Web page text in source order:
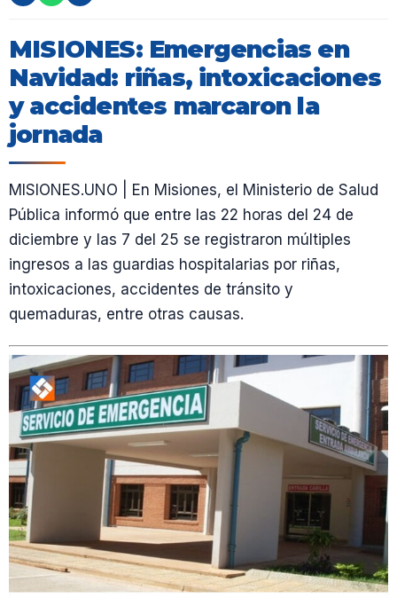
MISIONES: Emergencias en
Navidad: riñas, intoxicaciones
y accidentes marcaron la
jornada
MISIONES.UNO | En Misiones, el Ministerio de Salud
Pública informó que entre las 22 horas del 24 de
diciembre y las 7 del 25 se registraron múltiples
ingresos a las guardias hospitalarias por riñas,
intoxicaciones, accidentes de tránsito y
quemaduras, entre otras causas.